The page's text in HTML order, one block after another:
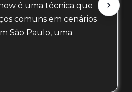
é uma técnica que
comuns em cenários
São Paulo, uma